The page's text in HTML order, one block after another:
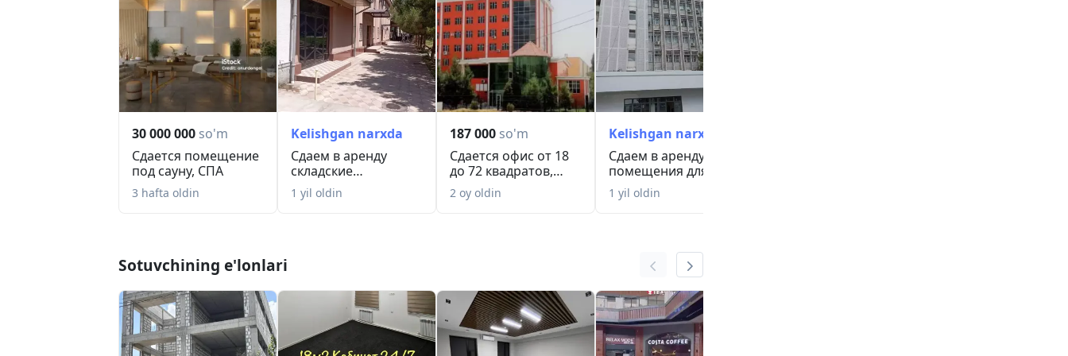
30 000 000 so'm
Сдается помещение
под сауну, СПА
3 hafta oldin
Kelishgan narxda
Сдаем в аренду
складские
помещения
1 yil oldin
187 000 so'm
Сдается офис от 18
до 72 квадратов,
Яшнабадский ра...
2 oy oldin
Kelishgan narxda
Сдаем в аренду
помещения для
офиса и в целях под
"...
1 yil oldin
Sotuvchining e'lonlari